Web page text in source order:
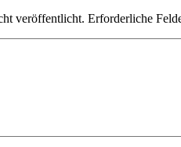
veröffentlicht. Erforderliche